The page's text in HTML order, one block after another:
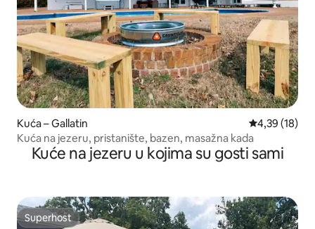
Kuća – Gallatin Prosječna
4,39 (18)
Kuća na jezeru, pristanište, bazen, masažna kada
Kuće na jezeru u kojima su gosti sami
Superhost
Superhost